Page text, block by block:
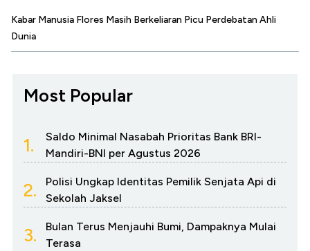
Kabar Manusia Flores Masih Berkeliaran Picu Perdebatan Ahli
Dunia
Most Popular
1.
Saldo Minimal Nasabah Prioritas Bank BRI-
Mandiri-BNI per Agustus 2026
2.
Polisi Ungkap Identitas Pemilik Senjata Api di
Sekolah Jaksel
3.
Bulan Terus Menjauhi Bumi, Dampaknya Mulai
Terasa